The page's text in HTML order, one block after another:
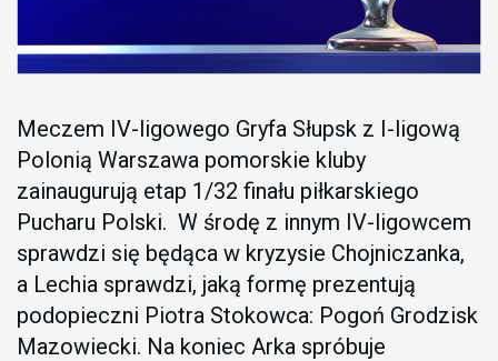
Meczem IV-ligowego Gryfa Słupsk z I-ligową
Polonią Warszawa pomorskie kluby
zainaugurują etap 1/32 finału piłkarskiego
Pucharu Polski. W środę z innym IV-ligowcem
sprawdzi się będąca w kryzysie Chojniczanka,
a Lechia sprawdzi, jaką formę prezentują
podopieczni Piotra Stokowca: Pogoń Grodzisk
Mazowiecki. Na koniec Arka spróbuje